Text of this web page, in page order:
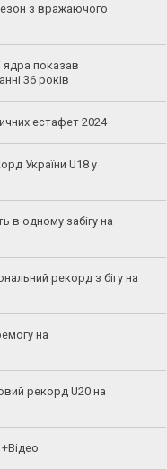
з вражаючого
ядра показав
36 років
естафет 2024
України U18 у
в одному забігу на
рекорд з бігу на
на
рекорд U20 на